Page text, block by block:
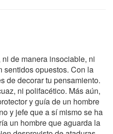
de manera insociable, ni
sentidos opuestos. Con la
de decorar tu pensamiento.
ni polifacético. Más aún,
y guía de un hombre
y jefe que a sí mismo se ha
un hombre que aguarda la